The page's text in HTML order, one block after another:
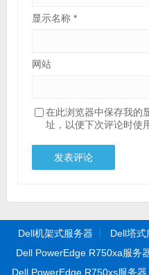
显示名称 *
网站
在此浏览器中保存我的
址，以便下次评论时使
Dell机架式服务器 Dell塔式
Dell PowerEdge R750xa服务
Dell PowerEdge R750xs服务器